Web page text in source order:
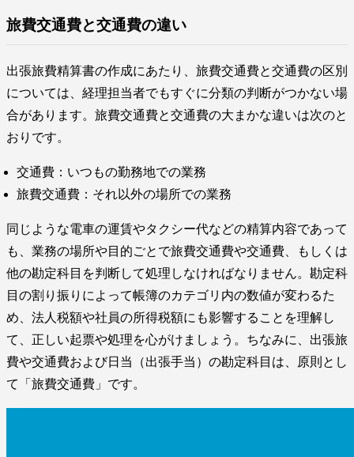
旅費交通費と交通費の違い
出張旅費精算書の作成にあたり、旅費交通費と交通費の区別
については、経理担当者でもすぐに分類の判断がつかない場
合があります。旅費交通費と交通費の大まかな違いは次のと
おりです。
交通費：いつもの勤務地での業務
旅費交通費：それ以外の場所での業務
同じような電車の運賃やタクシー代などの精算内容であって
も、業務の場所や目的ごとで旅費交通費や交通費、もしくは
他の勘定科目を判断して処理しなければなりません。勘定科
目の割り振りによって帳簿のカテゴリ内の数値が変わるた
め、法人税額や社員の所得税額にも影響することを理解し
て、正しい起票や処理を心がけましょう。ちなみに、出張旅
費や交通費および日当（出張手当）の勘定科目は、原則とし
て「旅費交通費」です。